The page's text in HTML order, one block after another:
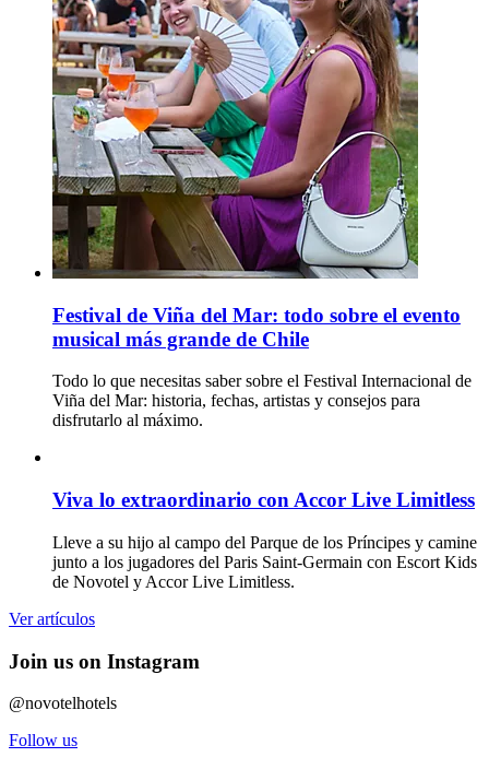
Festival de Viña del Mar: todo sobre el evento
musical más grande de Chile
Todo lo que necesitas saber sobre el Festival Internacional de
Viña del Mar: historia, fechas, artistas y consejos para
disfrutarlo al máximo.
Viva lo extraordinario con Accor Live Limitless
Lleve a su hijo al campo del Parque de los Príncipes y camine
junto a los jugadores del Paris Saint-Germain con Escort Kids
de Novotel y Accor Live Limitless.
Ver artículos
Join us on Instagram
@novotelhotels
Follow us